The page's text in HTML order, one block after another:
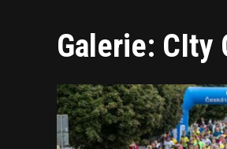
Galerie: CIty